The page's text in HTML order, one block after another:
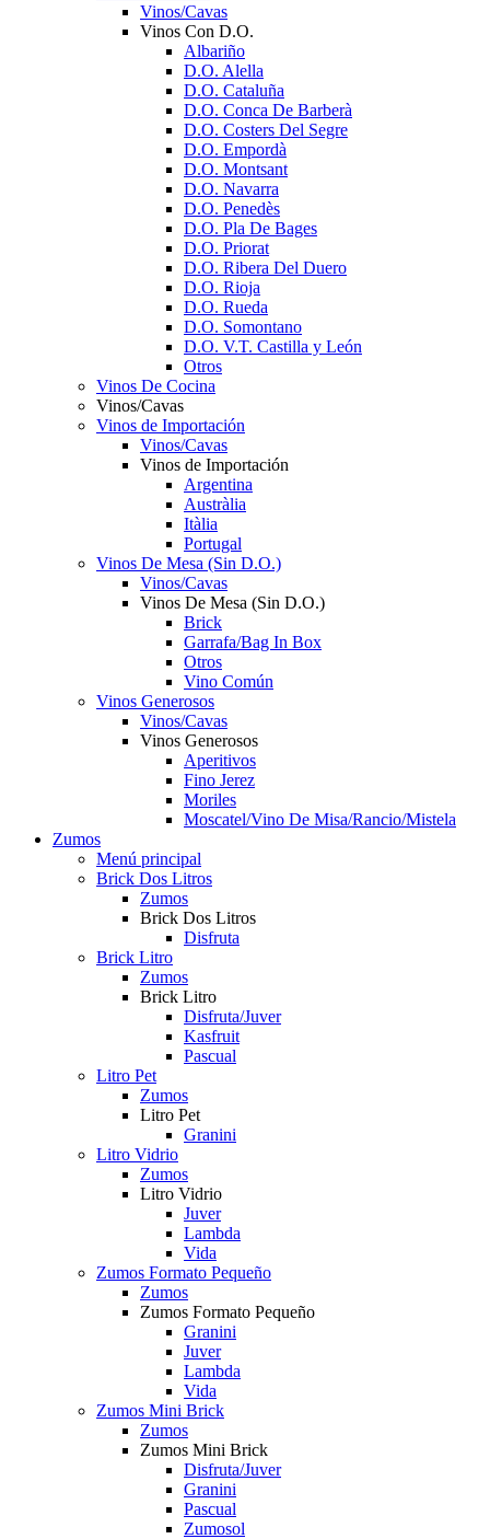
Vinos/Cavas
Vinos Con D.O.
Albariño
D.O. Alella
D.O. Cataluña
D.O. Conca De Barberà
D.O. Costers Del Segre
D.O. Empordà
D.O. Montsant
D.O. Navarra
D.O. Penedès
D.O. Pla De Bages
D.O. Priorat
D.O. Ribera Del Duero
D.O. Rioja
D.O. Rueda
D.O. Somontano
D.O. V.T. Castilla y León
Otros
Vinos De Cocina
Vinos/Cavas
Vinos de Importación
Vinos/Cavas
Vinos de Importación
Argentina
Austràlia
Itàlia
Portugal
Vinos De Mesa (Sin D.O.)
Vinos/Cavas
Vinos De Mesa (Sin D.O.)
Brick
Garrafa/Bag In Box
Otros
Vino Común
Vinos Generosos
Vinos/Cavas
Vinos Generosos
Aperitivos
Fino Jerez
Moriles
Moscatel/Vino De Misa/Rancio/Mistela
Zumos
Menú principal
Brick Dos Litros
Zumos
Brick Dos Litros
Disfruta
Brick Litro
Zumos
Brick Litro
Disfruta/Juver
Kasfruit
Pascual
Litro Pet
Zumos
Litro Pet
Granini
Litro Vidrio
Zumos
Litro Vidrio
Juver
Lambda
Vida
Zumos Formato Pequeño
Zumos
Zumos Formato Pequeño
Granini
Juver
Lambda
Vida
Zumos Mini Brick
Zumos
Zumos Mini Brick
Disfruta/Juver
Granini
Pascual
Zumosol